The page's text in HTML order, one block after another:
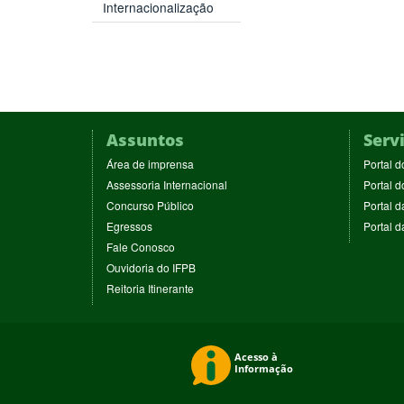
Internacionalização
Assuntos
Área de imprensa
em
nova
Assessoria Internacional
Concurso Público
Egressos(abre
nova
janela)
Fale Conosco
em
nova
janela)
Ouvidoria do IFPB(abre
Reitoria Itinerante(abre
Portal
Portal
Portal
Portal